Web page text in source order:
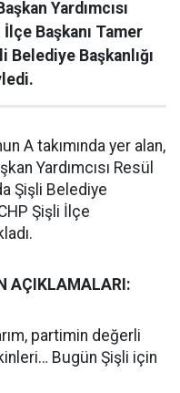
Yardımcısı
Başkanı Tamer
Belediye Başkanlığı
A takımında yer alan,
Yardımcısı Resül
Şişli Belediye
Şişli İlçe
AÇIKLAMALARI:
partimin değerli
Bugün Şişli için